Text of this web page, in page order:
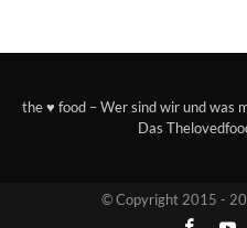
the ♥ food – Wer sind wir und was
Das
© Copyright 2015 -